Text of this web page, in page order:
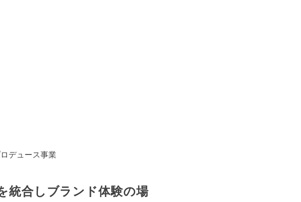
デュース事業
統合しブランド体験の場